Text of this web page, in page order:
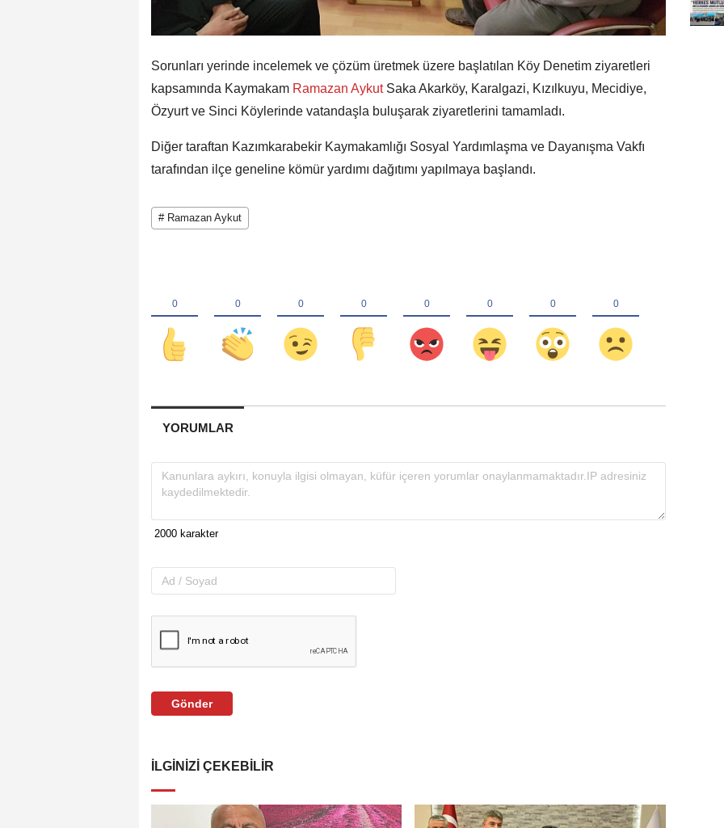
Sorunları yerinde incelemek ve çözüm üretmek üzere başlatılan Köy Denetim ziyaretleri
kapsamında Kaymakam Ramazan Aykut Saka Akarköy, Karalgazi, Kızılkuyu, Mecidiye,
Özyurt ve Sinci Köylerinde vatandaşla buluşarak ziyaretlerini tamamladı.
Diğer taraftan Kazımkarabekir Kaymakamlığı Sosyal Yardımlaşma ve Dayanışma Vakfı
tarafından ilçe geneline kömür yardımı dağıtımı yapılmaya başlandı.
# Ramazan Aykut
YORUMLAR
Gönder
İLGINIZI ÇEKEBILIR